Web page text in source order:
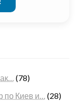
(78)
по Киев и… (28)